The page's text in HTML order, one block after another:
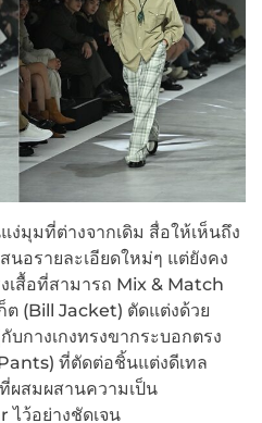
มุมที่ต่างจากเดิม สื่อให้เห็นถึง
อรายละเอียดใหม่ๆ แต่ยังคง
เสื้อที่สามารถ Mix & Match
ต (Bill Jacket) ตัดแต่งด้วย
กางเกงทรงขากระบอกตรง
ที่ตัดต่อชิ้นแต่งดีเทล
สมผสานความเป็น
ว้อย่างชัดเจน